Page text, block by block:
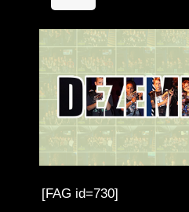
[FAG id=730]